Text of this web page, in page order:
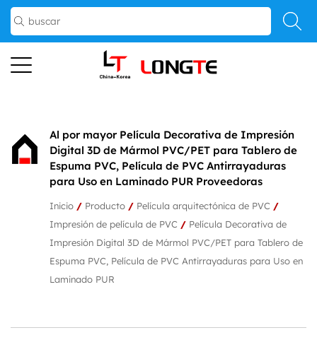
Al por mayor Película Decorativa de Impresión
Digital 3D de Mármol PVC/PET para Tablero de
Espuma PVC, Película de PVC Antirrayaduras
para Uso en Laminado PUR Proveedoras
Inicio / Producto / Película arquitectónica de PVC /
Impresión de película de PVC / Película Decorativa de
Impresión Digital 3D de Mármol PVC/PET para Tablero de
Espuma PVC, Película de PVC Antirrayaduras para Uso en
Laminado PUR